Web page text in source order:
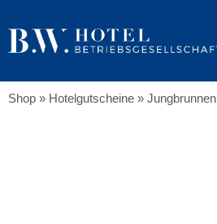
Shop » Hotelgutscheine » Jungbrunnen